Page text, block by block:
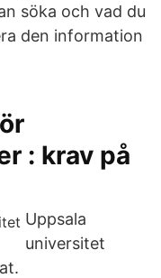
söka och vad du
den information
: krav på
Uppsala
universitet